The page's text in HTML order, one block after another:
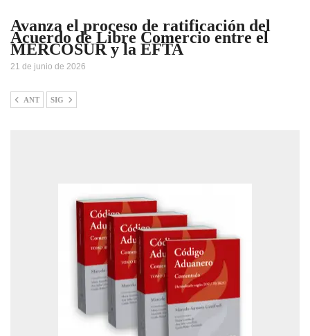
Avanza el proceso de ratificación del
Acuerdo de Libre Comercio entre el
MERCOSUR y la EFTA
21 de junio de 2026
ANT SIG